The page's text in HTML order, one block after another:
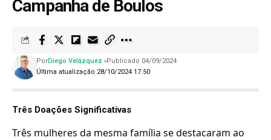
Campanha de Boulos
Última atualização 28/10/2024 17:50
PorDiego Velázquez Publicado 04/09/2024
Três Doações Significativas
Três mulheres da mesma família se destacaram ao